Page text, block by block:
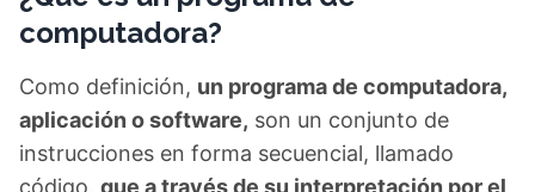
computadora?
Como definición,
aplicación o software,
son un conjunto de
instrucciones en forma secuencial, llamado
código,
que a través de su interpretación por el